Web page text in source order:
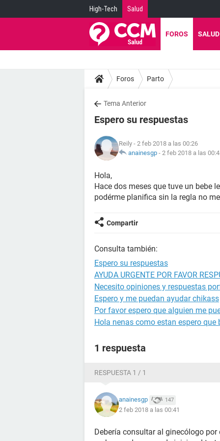
High-Tech Salud
FOROS SALUD
Foros Parto
Tema Anterior
Espero su respuestas
Reily - 2 feb 2018 a las 00:26
anainesgp - 2 feb 2018 a las
Hola,
Hace dos meses que tuve un bebe
podérme planifica sin la regla no
Compartir
Consulta también:
Espero su respuestas
AYUDA URGENTE POR FAVOR
Necesito opiniones y respuestas
Espero y me puedan ayudar chikass
Por favor espero que alguien me
Hola nenas como estan espero que
1 respuesta
RESPUESTA 1 / 1
anainesgp 147
2 feb 2018 a las 00:41
Debería consultar al ginecólogo